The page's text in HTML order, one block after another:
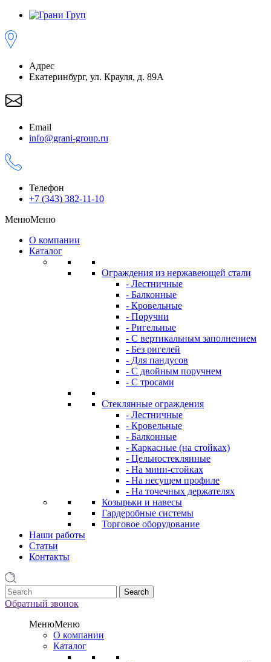
Адрес
Екатеринбург, ул. Крауля, д. 89А
Email
info@grani-group.ru
Телефон
+7 (343) 382-11-10
МенюМеню
О компании
Каталог
Ограждения из нержавеющей стали
- Лестничные
- Балконные
- Кровельные
- Поручни
- Ригельные
- С вертикальным заполнением
- Без ригелей
- Для пандусов
- С двойным поручнем
- С тросами
Стеклянные ограждения
- Лестничные
- Кровельные
- Балконные
- Каркасные (на стойках)
- Цельностеклянные
- На мини-стойках
- На несущем профиле
- На точечных держателях
Козырьки и навесы
Гардеробные системы
Торговое оборудование
Наши работы
Статьи
Контакты
1
Обратный звонок
МенюМеню
О компании
Каталог